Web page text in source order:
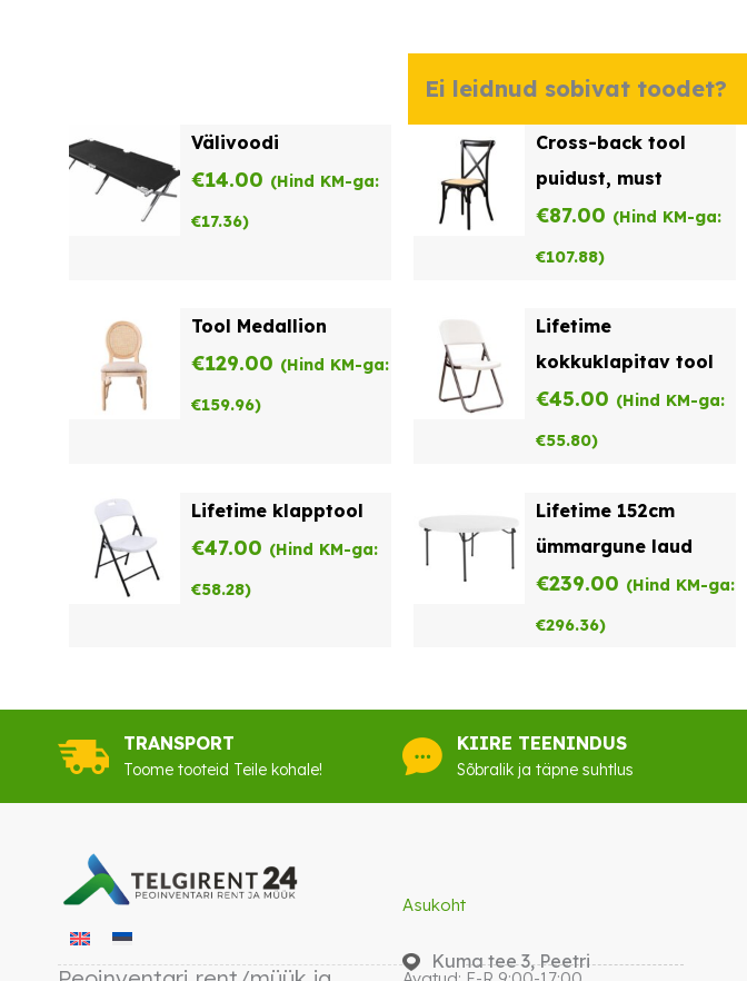
Ei leidnud sobivat toodet?
Välivoodi
€14.00 (Hind KM-ga:
€17.36)
Cross-back tool
puidust, must
€87.00 (Hind KM-ga:
€107.88)
Tool Medallion
€129.00 (Hind KM-ga:
€159.96)
Lifetime
kokkuklapitav tool
€45.00 (Hind KM-ga:
€55.80)
Lifetime klapptool
€47.00 (Hind KM-ga:
€58.28)
Lifetime 152cm
ümmargune laud
€239.00 (Hind KM-ga:
€296.36)
TRANSPORT
Toome tooteid Teile kohale!
KIIRE TEENINDUS
Sõbralik ja täpne suhtlus
Asukoht
Kuma tee 3, Peetri